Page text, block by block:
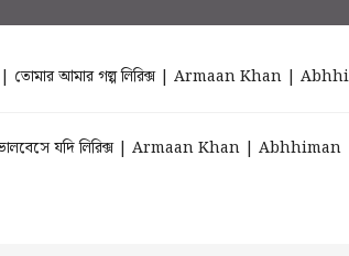
আমার গল্প লিরিক্স | Armaan Khan |
যদি লিরিক্স | Armaan Khan | Abhhiman